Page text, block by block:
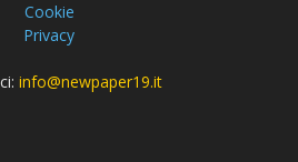
Cookie
Privacy
info@newpaper19.it